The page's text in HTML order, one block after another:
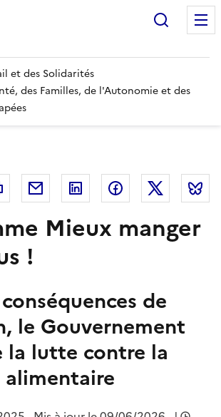
des cookies
et des Solidarités
des Familles, de l'Autonomie et des
Imprimer Courriel Linkedin FacebookTwitter
Mieux manger
!
de
le Gouvernement
la lutte contre la